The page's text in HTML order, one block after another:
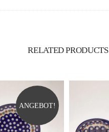
RELATEDPRODUCTS
ANGEBOT!